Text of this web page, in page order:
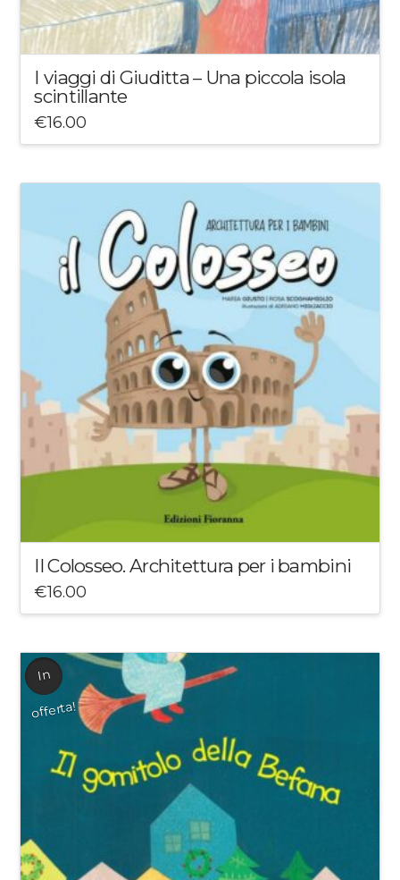
I viaggi di Giuditta – Una piccola isola
scintillante
€16.00
Il Colosseo. Architettura per i bambini
€16.00
In
offerta!